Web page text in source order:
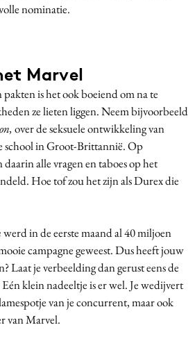
nominatie.
Marvel
is het ook boeiend om na te
ze lieten liggen. Neem bijvoorbeeld
over de seksuele ontwikkeling van
school in Groot-Brittannië. Op
alle vragen en taboes op het
Hoe tof zou het zijn als Durex die
werd in de eerste maand al 40 miljoen
campagne geweest. Dus heeft jouw
Laat je verbeelding dan gerust eens de
klein nadeeltje is er wel. Je wedijvert
van je concurrent, maar ook
van Marvel.